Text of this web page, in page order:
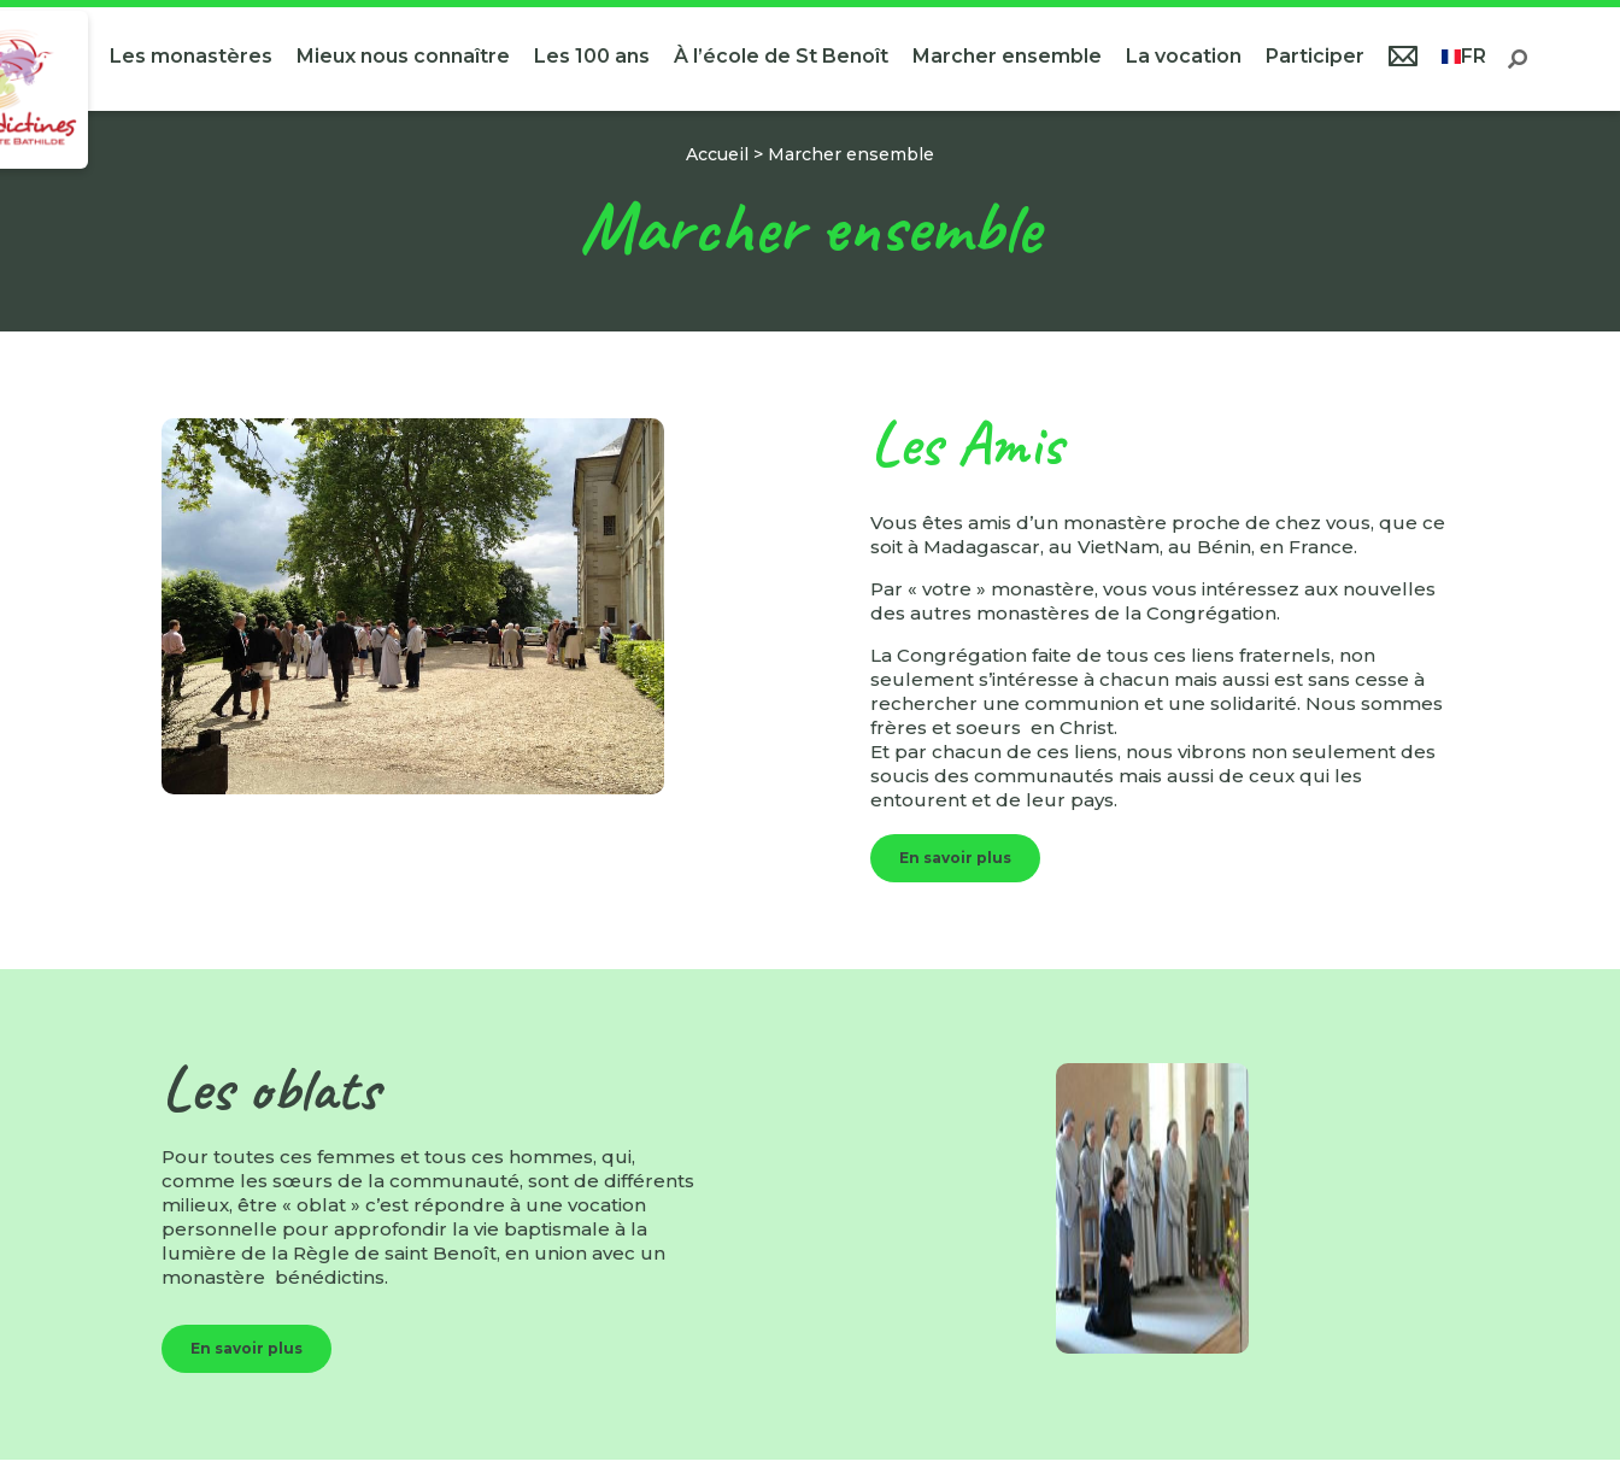
Les monastères Mieux nous connaître Les 100 ans À l’école de St Benoît Marcher ensemble La vocation Participer FR
Accueil > Marcher ensemble
Marcher ensemble
Les Amis
Vous êtes amis d’un monastère proche de chez vous, que ce
soit à Madagascar, au VietNam, au Bénin, en France.
Par « votre » monastère, vous vous intéressez aux nouvelles
des autres monastères de la Congrégation.
La Congrégation faite de tous ces liens fraternels, non
seulement s’intéresse à chacun mais aussi est sans cesse à
rechercher une communion et une solidarité. Nous sommes
frères et soeurs en Christ.
Et par chacun de ces liens, nous vibrons non seulement des
soucis des communautés mais aussi de ceux qui les
entourent et de leur pays.
En savoir plus
Les oblats
Pour toutes ces femmes et tous ces hommes, qui,
comme les sœurs de la communauté, sont de différents
milieux, être « oblat » c’est répondre à une vocation
personnelle pour approfondir la vie baptismale à la
lumière de la Règle de saint Benoît, en union avec un
monastère bénédictins.
En savoir plus